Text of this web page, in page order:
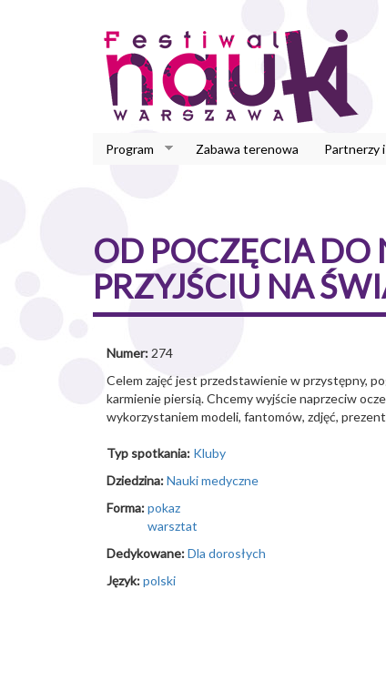
Program Zabawa terenowa Partnerzy
OD POCZĘCIA
PRZYJŚCIU NA
Numer: 274
Celem zajęć jest przedstawienie w przystępny,
karmienie piersią. Chcemy wyjście naprzeciw
wykorzystaniem modeli, fantomów, zdjęć,
Typ spotkania: Kluby
Dziedzina:Nauki medyczne
Forma:pokaz
warsztat
Dedykowane:Dla dorosłych
Język:polski